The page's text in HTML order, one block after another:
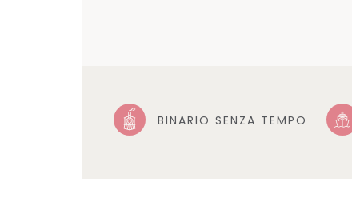
BINARIO SENZA TEMPO